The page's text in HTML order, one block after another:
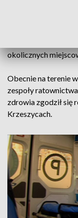
okolicznych
Obecnie na terenie
zespoły
zdrowia zgodził się
Krzeszycach.